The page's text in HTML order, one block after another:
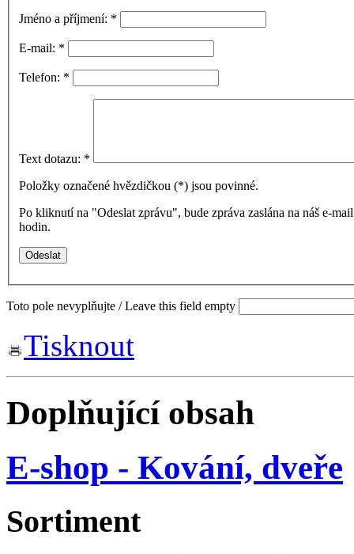
Jméno a příjmení: *
E-mail: *
Telefon: *
Text dotazu: *
Položky označené hvězdičkou (*) jsou povinné.
Po kliknutí na "Odeslat zprávu", bude zpráva zaslána na náš e-
hodin.
Toto pole nevyplňujte / Leave this field empty
Tisknout
Doplňující obsah
E-shop - Kování, dveře
Sortiment